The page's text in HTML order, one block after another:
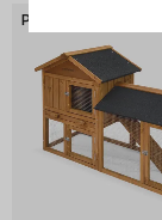
Prix mini